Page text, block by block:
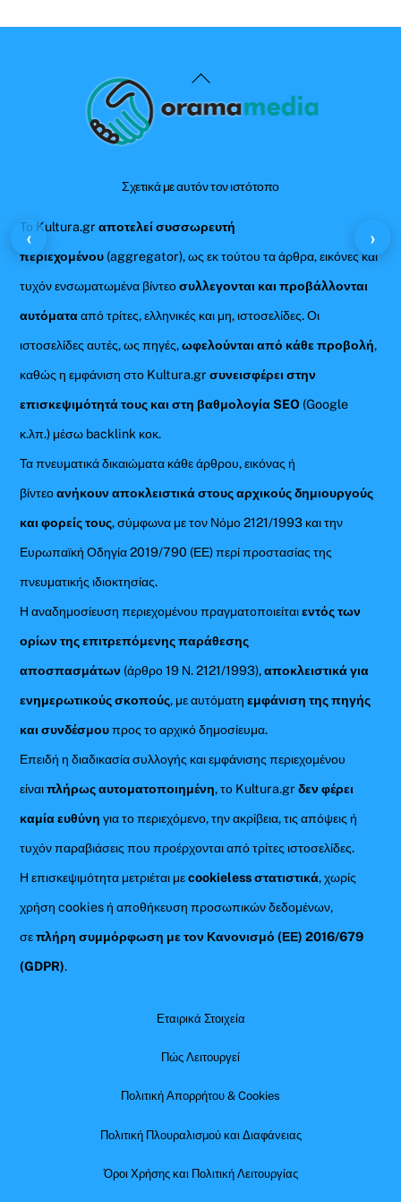
Back
To
Σχετικά με αυτόν τον ιστότοπο
Το Kultura.grαποτελεί συσσωρευτή
περιεχομένου (aggregator), ως εκ τούτου τα άρθρα, εικόνες και
τυχόν ενσωματωμένα βίντεοσυλλεγονται και προβάλλονται
αυτόματααπό τρίτες, ελληνικές και μη, ιστοσελίδες. Οι
ιστοσελίδες αυτές, ως πηγές,ωφελούνται από κάθε προβολή,
καθώς η εμφάνιση στο Kultura.gr συνεισφέρει στην
επισκεψιμότητά τους και στη βαθμολογία SEO (Google
κ.λπ.) μέσω backlink κοκ.
Τα πνευματικά δικαιώματα κάθε άρθρου, εικόνας ή
βίντεοανήκουν αποκλειστικά στους αρχικούς δημιουργούς
και φορείς τους, σύμφωνα με τον Νόμο 2121/1993 και την
Ευρωπαϊκή Οδηγία 2019/790 (ΕΕ) περί προστασίας της
πνευματικής ιδιοκτησίας.
Η αναδημοσίευση περιεχομένου πραγματοποιείταιεντός των
ορίων της επιτρεπόμενης παράθεσης
αποσπασμάτων (άρθρο 19 Ν. 2121/1993),αποκλειστικά για
ενημερωτικούς σκοπούς, με αυτόματηεμφάνιση της πηγής
και συνδέσμουπρος το αρχικό δημοσίευμα.
Επειδή η διαδικασία συλλογής και εμφάνισης περιεχομένου
είναιπλήρως αυτοματοποιημένη, το Kultura.grδεν φέρει
καμία ευθύνη για το περιεχόμενο, την ακρίβεια, τις απόψεις ή
τυχόν παραβιάσεις που προέρχονται από τρίτες ιστοσελίδες.
Η επισκεψιμότητα μετριέται μεcookieless στατιστικά, χωρίς
χρήση cookies ή αποθήκευση προσωπικών δεδομένων,
σεπλήρη συμμόρφωση με τον Κανονισμό (ΕΕ) 2016/679
(GDPR).
Εταιρικά Στοιχεία
Πώς Λειτουργεί
Πολιτική Απορρήτου & Cookies
Πολιτική Πλουραλισμού και Διαφάνειας
Όροι Χρήσης και Πολιτική Λειτουργίας
‹ ›